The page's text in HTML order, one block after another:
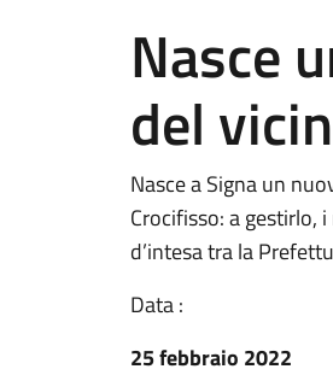
Nasce
del
Nasce a Signa un
Crocifisso: a gestirlo,
d’intesa tra la
Data :
25 febbraio 2022